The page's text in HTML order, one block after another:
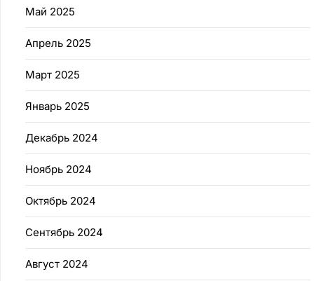
Май 2025
Апрель 2025
Март 2025
Январь 2025
Декабрь 2024
Ноябрь 2024
Октябрь 2024
Сентябрь 2024
Август 2024